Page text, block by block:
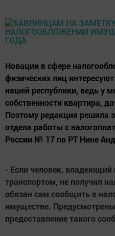
Новации в сфере
физических лиц
нашей республики, ведь у
собственности квартира,
Поэтому редакция решила
отдела работы с
России № 17 по РТ Нине
- Если человек,
транспортом, не получил
обязан сам сообщить в
имуществе.
предоставление такого